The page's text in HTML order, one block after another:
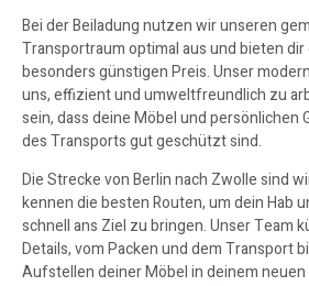
Bei der Beiladung nutzen wir unseren
Transportraum optimal aus und bieten
besonders günstigen Preis. Unser
uns, effizient und umweltfreundlich zu
sein, dass deine Möbel und persönlichen
des Transports gut geschützt sind.
Die Strecke von Berlin nach Zwolle sind
kennen die besten Routen, um dein Hab
schnell ans Ziel zu bringen. Unser Team
Details, vom Packen und dem Transport
Aufstellen deiner Möbel in deinem neuen